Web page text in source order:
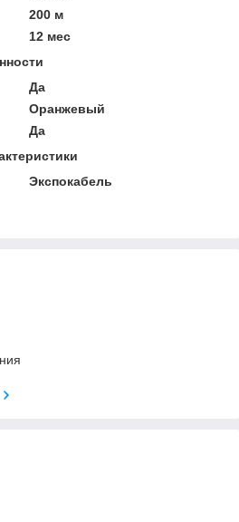
200 м
12 мес
Да
Оранжевый
Да
Экспокабель